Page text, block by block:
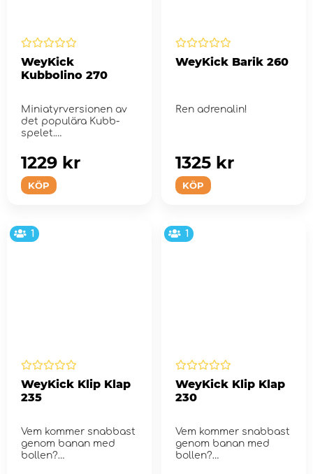
WeyKick
Kubbolino 270
Miniatyrversionen av
det populära Kubb-
spelet.
KÖP
1229 kr
WeyKick Barik 260
Ren adrenalin!
KÖP
1325 kr
1
WeyKick Klip Klap
235
Vem kommer snabbast
genom banan med
bollen?
1
WeyKick Klip Klap
230
Vem kommer snabbast
genom banan med
bollen?